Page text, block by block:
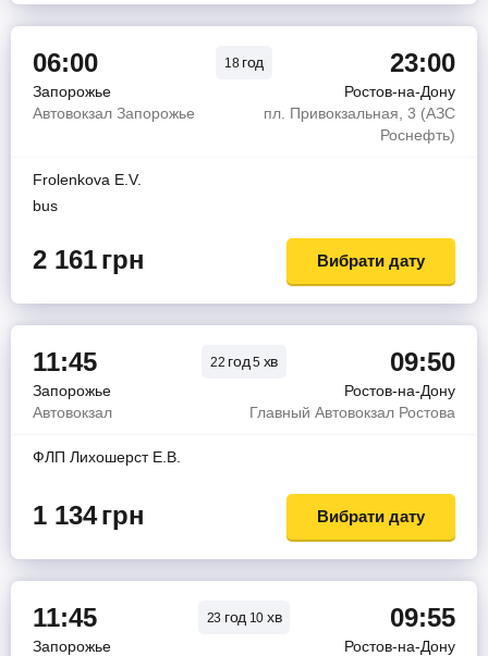
06:00 18 год 23:00
Запорожье
Ростов-на-Дону
Автовокзал Запорожье
пл. Привокзальная, 3 (АЗС
Роснефть)
Frolenkova E.V.
bus
2 161грн Вибрати дату
11:45 22 год5 хв 09:50
Запорожье
Ростов-на-Дону
Автовокзал
Главный Автовокзал Ростова
ФЛП Лихошерст Е.В.
1 134грн Вибрати дату
11:45 23 год 10 хв 09:55
Запорожье
Ростов-на-Дону